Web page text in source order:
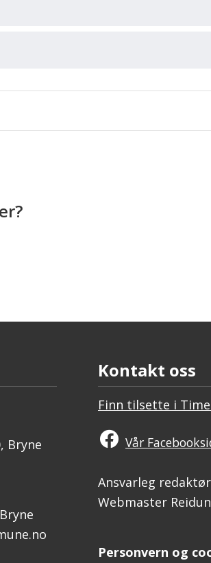
Bryne
Kontakt oss
Finn tilsette i
Vår
Ansvarleg
Webmaster
Personvern og